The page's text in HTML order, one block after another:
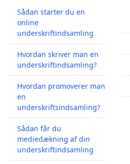
Sådan starter du en
online
underskriftindsamling
Hvordan skriver man en
underskriftindsamling?
Hvordan promoverer man
en
underskriftsindsamling?
Sådan får du
mediedækning af din
underskriftindsamling